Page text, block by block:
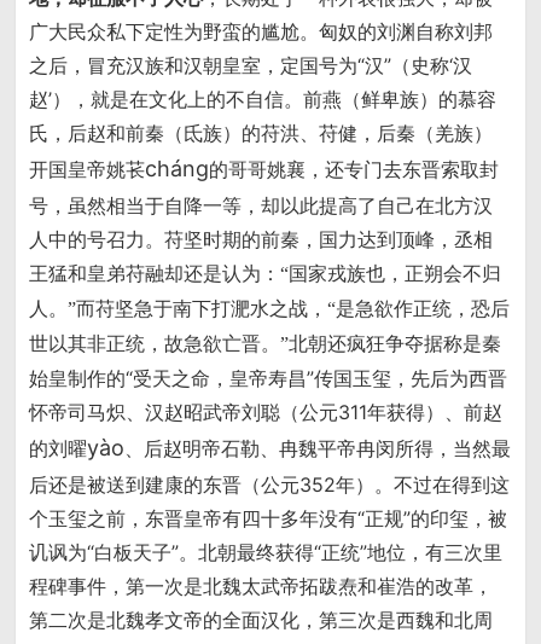
广大民众私下定性为野蛮的尴尬。匈奴的刘渊自称刘邦
之后，冒充汉族和汉朝皇室，定国号为“汉”（史称‘汉
赵’），就是在文化上的不自信。前燕（鲜卑族）的慕容
氏，后赵和前秦（氐族）的苻洪、苻健，后秦（羌族）
开国皇帝姚苌cháng的哥哥姚襄，还专门去东晋索取封
号，虽然相当于自降一等，却以此提高了自己在北方汉
人中的号召力。苻坚时期的前秦，国力达到顶峰，丞相
王猛和皇弟苻融却还是认为：“国家戎族也，正朔会不归
人。”而苻坚急于南下打淝水之战，“是急欲作正统，恐后
世以其非正统，故急欲亡晋。”北朝还疯狂争夺据称是秦
始皇制作的“受天之命，皇帝寿昌”传国玉玺，先后为西晋
怀帝司马炽、汉赵昭武帝刘聪（公元311年获得）、前赵
的刘曜yào、后赵明帝石勒、冉魏平帝冉闵所得，当然最
后还是被送到建康的东晋（公元352年）。不过在得到这
个玉玺之前，东晋皇帝有四十多年没有“正规”的印玺，被
讥讽为“白板天子”。北朝最终获得“正统”地位，有三次里
程碑事件，第一次是北魏太武帝拓跋焘和崔浩的改革，
第二次是北魏孝文帝的全面汉化，第三次是西魏和北周